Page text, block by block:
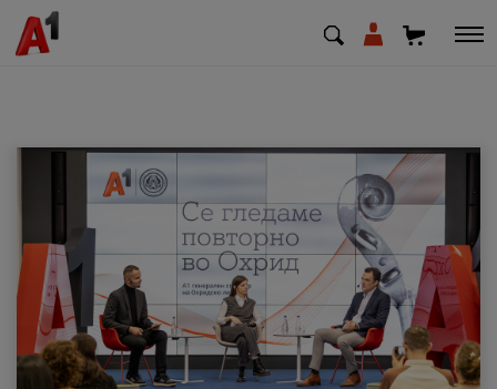
МК SQ
Приватни Деловни